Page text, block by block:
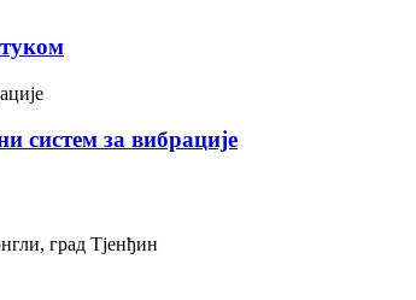
систем за вибрације
град Тјенђин